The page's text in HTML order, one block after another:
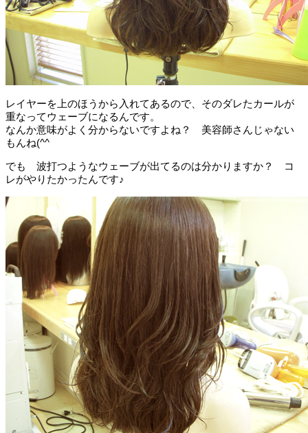
レイヤーを上のほうから入れてあるので、そのダレたカールが
重なってウェーブになるんです。
なんか意味がよく分からないですよね？ 美容師さんじゃない
もんね(^^ゞ
でも 波打つようなウェーブが出てるのは分かりますか？ コ
レがやりたかったんです♪